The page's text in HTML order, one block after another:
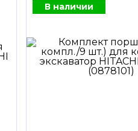
В наличии